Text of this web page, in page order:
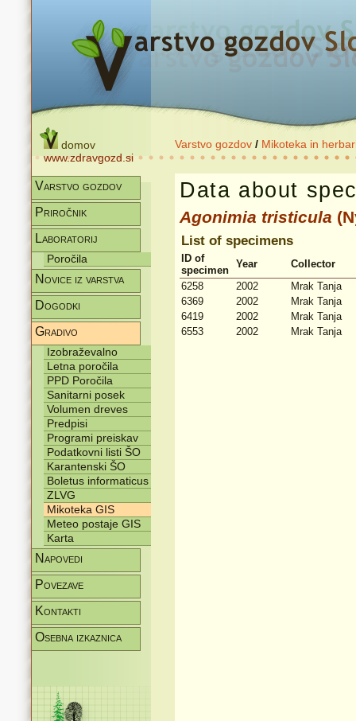
domov
www.zdravgozd.si
Varstvo gozdov / Mikoteka in
Varstvo gozdov
Priročnik
Laboratorij
Poročila
Novice iz varstva
Dogodki
Gradivo
Izobraževalno
Letna poročila
PPD Poročila
Sanitarni posek
Volumen dreves
Predpisi
Programi preiskav
Podatkovni listi ŠO
Karantenski ŠO
Boletus informaticus
ZLVG
Mikoteka GIS
Meteo postaje GIS
Karta
Napovedi
Povezave
Kontakti
Osebna izkaznica
Data about
Agonimia tristicula
List of specimens
ID of
specimen
Year
Collector
6258
2002
Mrak Tanja
6369
2002
Mrak Tanja
6419
2002
Mrak Tanja
6553
2002 Mrak Tanja